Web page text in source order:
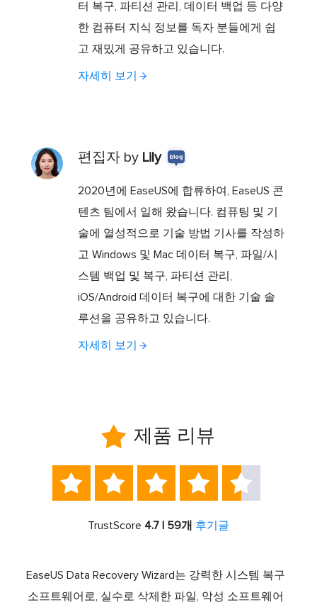
터 복구, 파티션 관리, 데이터 백업 등 다양
한 컴퓨터 지식 정보를 독자 분들에게 쉽
고 재밌게 공유하고 있습니다.
자세히 보기
편집자 by Lily
2020년에 EaseUS에 합류하여, EaseUS 콘
텐츠 팀에서 일해 왔습니다. 컴퓨팅 및 기
술에 열성적으로 기술 방법 기사를 작성하
고 Windows 및 Mac 데이터 복구, 파일/시
스템 백업 및 복구, 파티션 관리,
iOS/Android 데이터 복구에 대한 기술 솔
루션을 공유하고 있습니다.
자세히 보기
 제품 리뷰
    
TrustScore 4.7 | 59개 후기글
EaseUS Data Recovery Wizard는 강력한 시스템 복구
소프트웨어로, 실수로 삭제한 파일, 악성 소프트웨어